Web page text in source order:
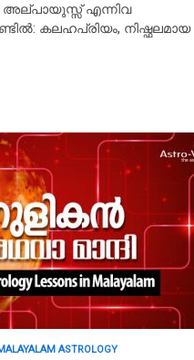
അല്പായുസ്സ് എന്നിവ
കലഹപ്രിയം, നിഷ്ഫലമായ
ASTROLOGY